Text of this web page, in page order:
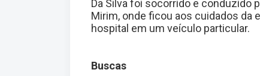
Da Silva foi socorrido e conduzido
Mirim, onde ficou aos cuidados da
hospital em um veículo particular.
Buscas